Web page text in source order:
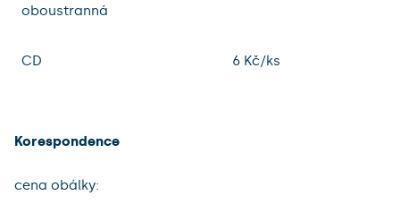
oboustranná
CD 6 Kč/ks
Korespondence
cena obálky: